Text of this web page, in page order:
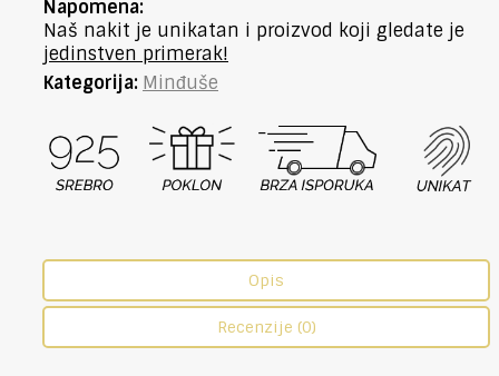
količina
Napomena:
Naš nakit je unikatan i proizvod koji gledate je
jedinstven primerak!
Kategorija: Minđuše
Opis
Recenzije (0)